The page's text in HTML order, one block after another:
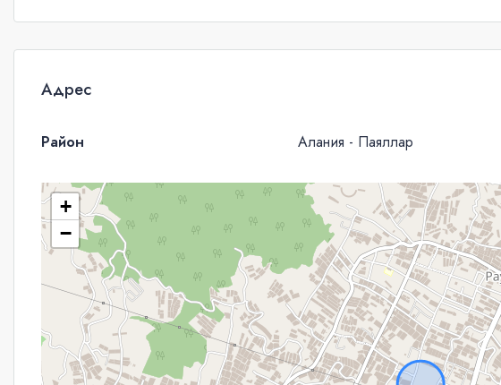
Адрес
Район Алания - Паяллар
+
−